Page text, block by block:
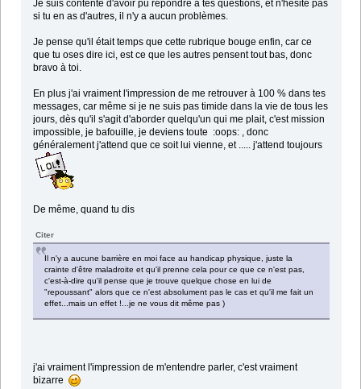
Je suis contente d'avoir pu répondre à tes questions, et n'hésite pas
si tu en as d'autres, il n'y a aucun problèmes.
Je pense qu'il était temps que cette rubrique bouge enfin, car ce
que tu oses dire ici, est ce que les autres pensent tout bas, donc
bravo à toi.
En plus j'ai vraiment l'impression de me retrouver à 100 % dans tes
messages, car même si je ne suis pas timide dans la vie de tous les
jours, dès qu'il s'agit d'aborder quelqu'un qui me plait, c'est mission
impossible, je bafouille, je deviens toute :oops: , donc
généralement j'attend que ce soit lui vienne, et ..... j'attend toujours
De même, quand tu dis
Citer
Il n'y a aucune barrière en moi face au handicap physique, juste la
crainte d'être maladroite et qu'il prenne cela pour ce que ce n'est pas,
c'est-à-dire qu'il pense que je trouve quelque chose en lui de
"repoussant" alors que ce n'est absolument pas le cas et qu'il me fait un
effet...mais un effet !...je ne vous dit même pas )
j'ai vraiment l'impression de m'entendre parler, c'est vraiment
bizarre